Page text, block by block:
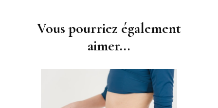
Navigation
Vous pourriez également
aimer...